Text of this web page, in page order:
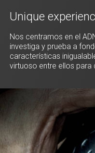
Unique
Nos centramos en el
investiga y prueba a
características
virtuoso entre ellos para